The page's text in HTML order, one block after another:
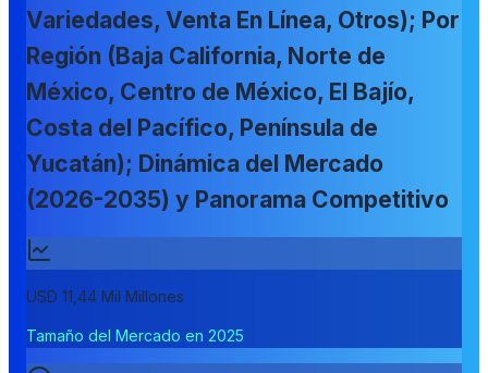
Variedades, Venta En Línea, Otros); Por
Región (Baja California, Norte de
México, Centro de México, El Bajío,
Costa del Pacífico, Península de
Yucatán); Dinámica del Mercado
(2026-2035) y Panorama Competitivo
USD 11,44 Mil Millones
Tamaño del Mercado en 2025